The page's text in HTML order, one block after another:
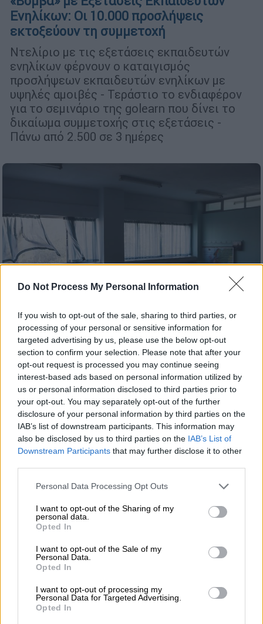
Do Not Process My Personal Information
If you wish to opt-out of the sale, sharing to third parties, or
processing of your personal or sensitive information for
targeted advertising by us, please use the below opt-out
section to confirm your selection. Please note that after your
opt-out request is processed you may continue seeing
interest-based ads based on personal information utilized by
us or personal information disclosed to third parties prior to
your opt-out. You may separately opt-out of the further
disclosure of your personal information by third parties on the
IAB’s list of downstream participants. This information may
also be disclosed by us to third parties on the IAB’s List of
Downstream Participants that may further disclose it to other
Please note that this website/app uses one or more Google
not limited to your visit or usage behaviour. You may click to
grant or deny consent to Google and its third-party tags to
use your data for below specified purposes in below Google
consent section.
Personal Data Processing Opt Outs
I want to opt-out of the Sharing of my
personal data.
Opted In
I want to opt-out of the Sale of my
Personal Data.
Opted In
I want to opt-out of processing my
Personal Data for Targeted Advertising.
Opted In
Ενηλίκων: Οι 10.000 προσλήψεις
εκτοξεύουν τη συμμετοχή
Ντελίριο με τις εξετάσεις εκπαιδευτών
ενηλίκων φέρνουν ο καταιγισμός
προσλήψεων εκπαιδευτών ενηλίκων με
υψηλές αμοιβές - Τεράστιο το ενδιαφέρον
για το σεμινάριο της golearn που δίνει το
δικαίωμα συμμετοχής στις εξετάσεις -
Πάνω από 2.500 σε 3 ημέρες
Ελλάδα 25.09.2023 11:02
Τέλος χρόνου για όσους θέλουν να γίνουν
εκπαιδευτές ενηλίκων
Πώς θα προλάβουν τις εξετάσεις του
ΕΟΠΠΕΠ όσοι θέλουν να αποκτήσουν την
επάρκεια για εκπαιδευτές ενηλίκων -
Τσουνάμι χιλιάδων προσλήψεων έρχεται